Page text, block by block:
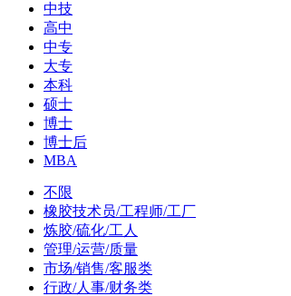
中技
高中
中专
大专
本科
硕士
博士
博士后
MBA
不限
橡胶技术员/工程师/工厂
炼胶/硫化/工人
管理/运营/质量
市场/销售/客服类
行政/人事/财务类